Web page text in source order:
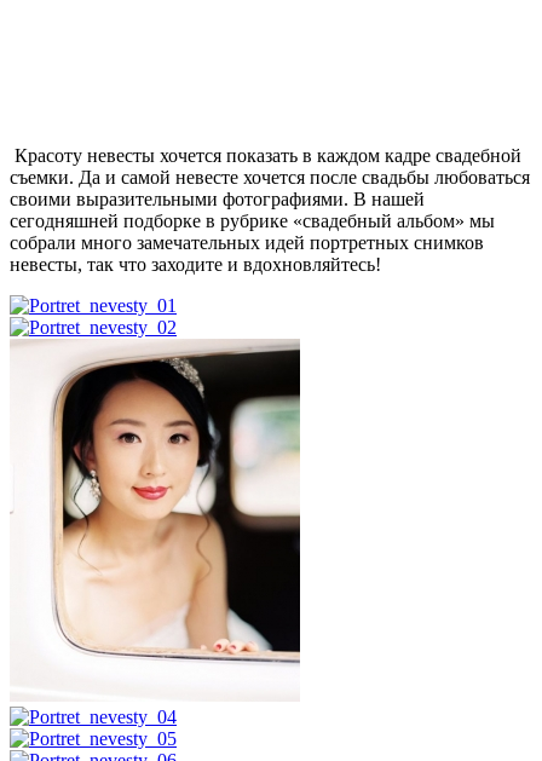
Красоту невесты хочется показать в каждом кадре свадебной
съемки. Да и самой невесте хочется после свадьбы любоваться
своими выразительными фотографиями. В нашей
сегодняшней подборке в рубрике «свадебный альбом» мы
собрали много замечательных идей портретных снимков
невесты, так что заходите и вдохновляйтесь!